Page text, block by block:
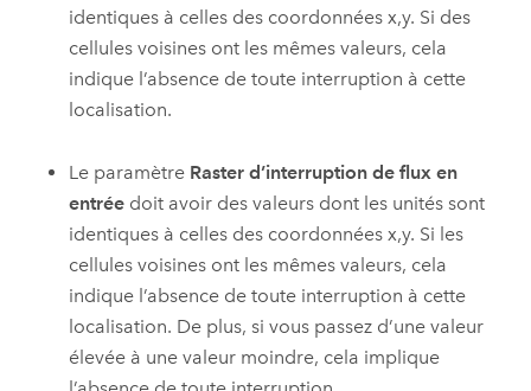
identiques à celles des coordonnées x,y. Si des
cellules voisines ont les mêmes valeurs, cela
indique l’absence de toute interruption à cette
localisation.
Le paramètre Raster d’interruption de flux en
entrée doit avoir des valeurs dont les unités sont
identiques à celles des coordonnées x,y. Si les
cellules voisines ont les mêmes valeurs, cela
indique l’absence de toute interruption à cette
localisation. De plus, si vous passez d’une valeur
élevée à une valeur moindre, cela implique